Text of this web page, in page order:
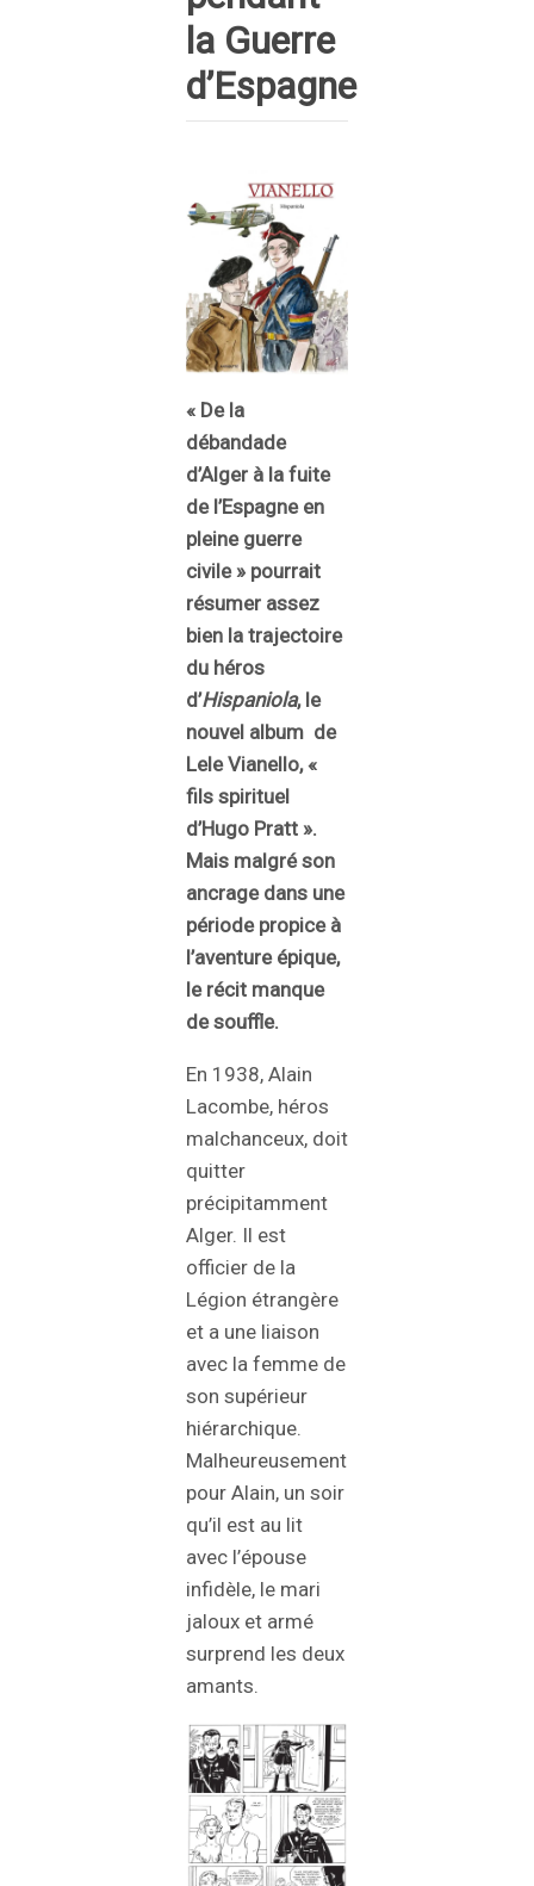
la Guerre
d’Espagne
« De la
débandade
d’Alger à la fuite
de l’Espagne en
pleine guerre
civile » pourrait
résumer assez
bien la trajectoire
du héros
d’Hispaniola, le
nouvel album de
Lele Vianello, «
fils spirituel
d’Hugo Pratt ».
Mais malgré son
ancrage dans une
période propice à
l’aventure épique,
le récit manque
de souffle.
En 1938, Alain
Lacombe, héros
malchanceux, doit
quitter
précipitamment
Alger. Il est
officier de la
Légion étrangère
et a une liaison
avec la femme de
son supérieur
hiérarchique.
Malheureusement
pour Alain, un soir
qu’il est au lit
avec l’épouse
infidèle, le mari
jaloux et armé
surprend les deux
amants.